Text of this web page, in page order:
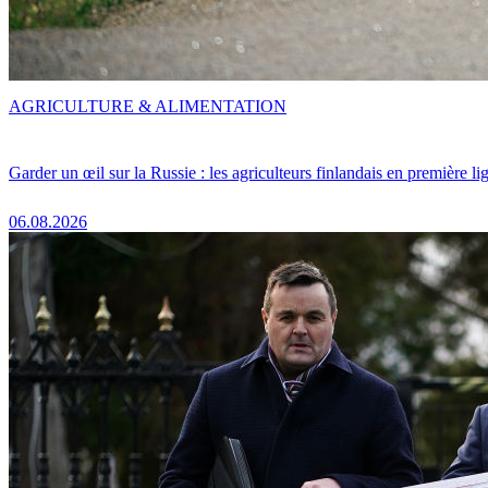
Garder un œil sur la Russie : les agriculteurs finlandais en première
06.08.2026
AGRICULTURE & ALIMENTATION